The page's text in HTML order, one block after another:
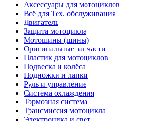
Аксессуары для мотоциклов
Всё для Тех. обслуживания
Двигатель
Защита мотоцикла
Мотошины (шины)
Оригинальные запчасти
Пластик для мотоциклов
Подвеска и колёса
Подножки и лапки
Руль и управление
Система охлаждения
Тормозная система
Трансмиссия мотоцикла
Электроника и свет